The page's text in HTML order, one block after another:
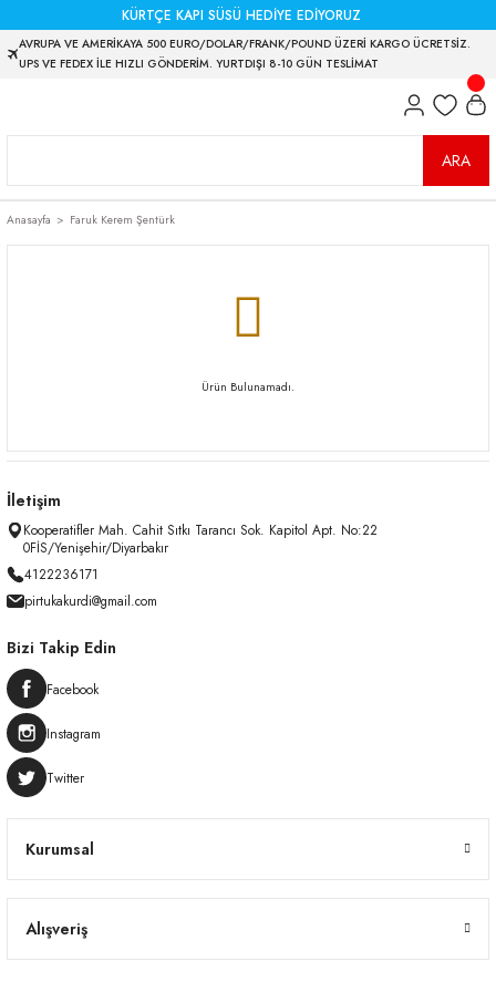
KÜRTÇE KAPI SÜSÜ HEDİYE EDİYORUZ
AVRUPA VE AMERİKAYA 500 EURO/DOLAR/FRANK/POUND ÜZERİ KARGO ÜCRETSİZ.
UPS VE FEDEX İLE HIZLI GÖNDERİM. YURTDIŞI 8-10 GÜN TESLİMAT
ARA
Anasayfa Faruk Kerem Şentürk
Ürün Bulunamadı.
İletişim
Kooperatifler Mah. Cahit Sıtkı Tarancı Sok. Kapitol Apt. No:22
0FİS/Yenişehir/Diyarbakır
4122236171
pirtukakurdi@gmail.com
Kurumsal
Alışveriş
Bizi Takip Edin
Facebook
Instagram
Twitter